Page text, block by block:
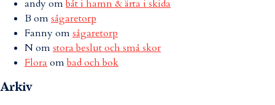
andyombåt i hamn & ärta i skida
B omsågaretorp
Fannyomsågaretorp
Nomstora beslut och små skor
Flora ombad och bok
Arkiv